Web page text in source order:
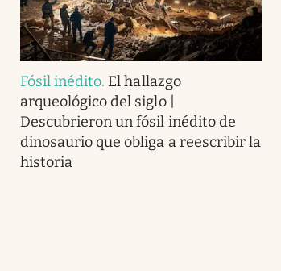
Fósil inédito. El hallazgo
arqueológico del siglo |
Descubrieron un fósil inédito de
dinosaurio que obliga a reescribir la
historia